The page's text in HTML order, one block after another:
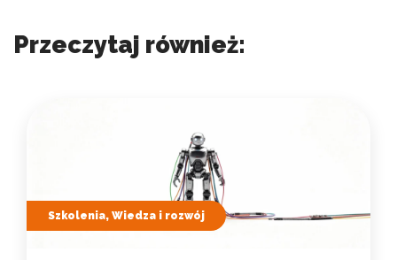
Przeczytaj również:
Szkolenia, Wiedza i rozwój